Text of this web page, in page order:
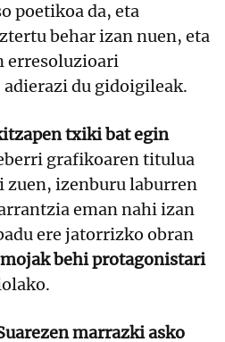
poetikoa da, eta
behar izan nuen, eta
erresoluzioari
du gidoigileak.
txiki bat egin
grafikoaren titulua
zuen, izenburu laburren
eman nahi izan
ere jatorrizko obran
behi protagonistari
marrazki asko